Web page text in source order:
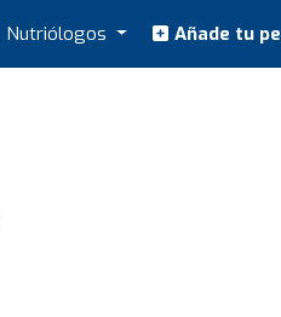
Nutriólogos Añade tu